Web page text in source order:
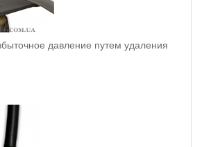
давление путем удаления